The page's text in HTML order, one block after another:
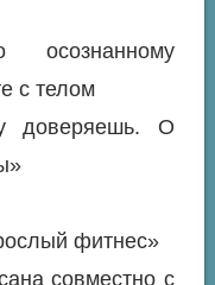
осознанному
с телом
доверяешь. О
фитнес»
совместно с